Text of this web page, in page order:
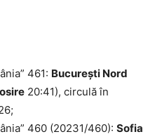
461: București Nord
20:41), circulă în
460 (20231/460): Sofia